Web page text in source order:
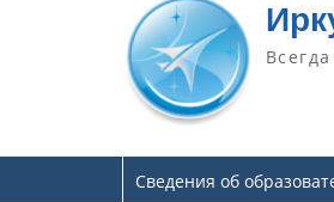
Сведения об